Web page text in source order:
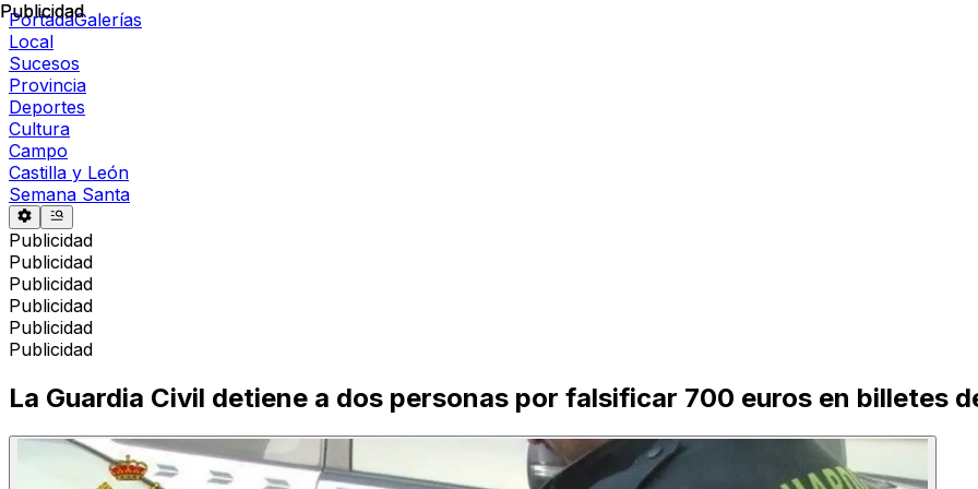
PortadaGalerías
Local
Sucesos
Provincia
Deportes
Cultura
Campo
Castilla y León
Semana Santa
Publicidad
Publicidad
Publicidad
Publicidad
Publicidad
Publicidad
Publicidad
La Guardia Civil detiene a dos personas por falsificar 700 euros en billetes
Publicidad